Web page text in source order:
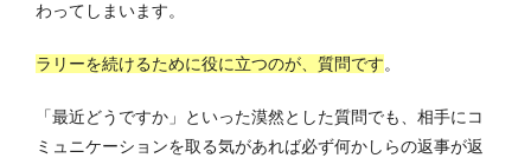
わってしまいます。
ラリーを続けるために役に立つのが、質問です。
「最近どうですか」といった漠然とした質問でも、相手にコ
ミュニケーションを取る気があれば必ず何かしらの返事が返